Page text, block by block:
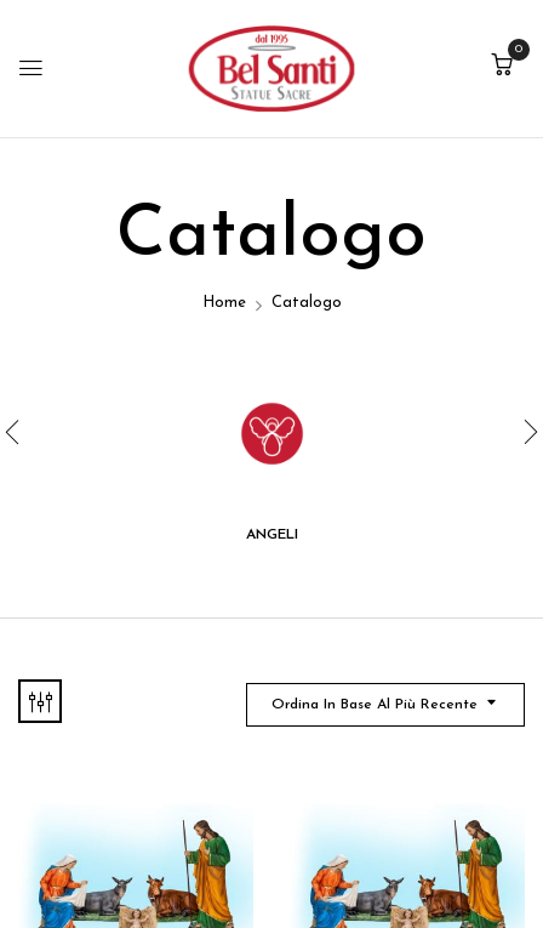
0
Catalogo
Home Catalogo
ANGELI
Ordina In Base Al Più Recente